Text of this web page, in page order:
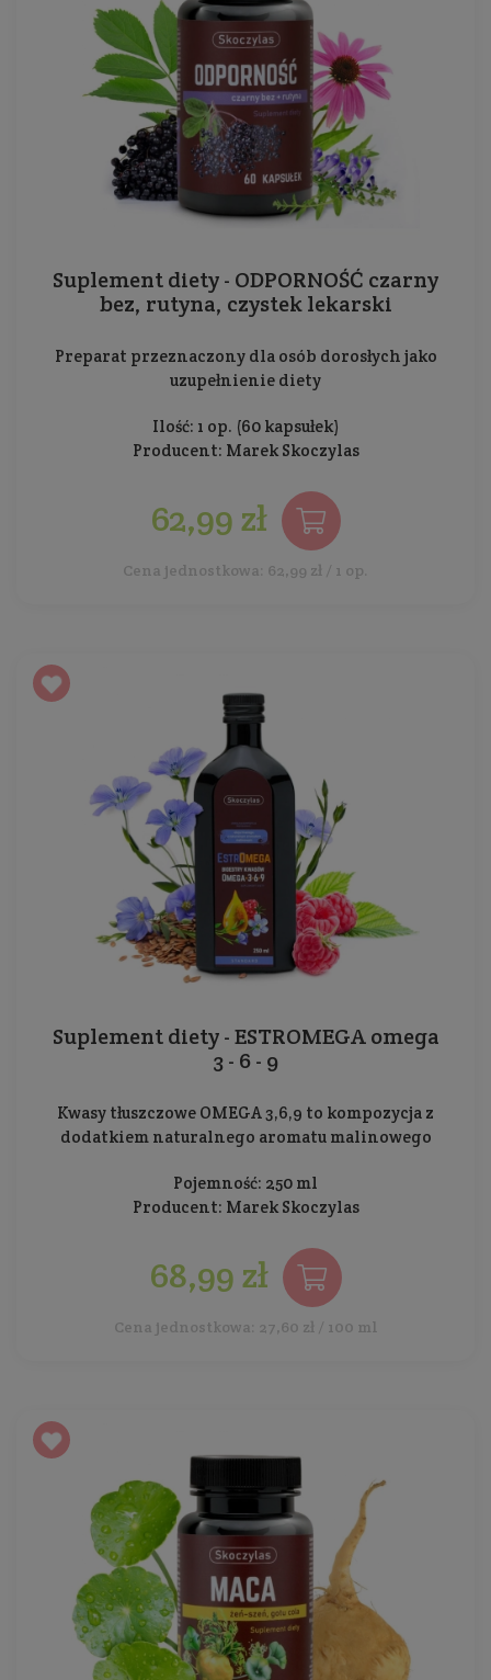
Suplement diety - ODPORNOŚĆ czarny
bez, rutyna, czystek lekarski
Preparat przeznaczony dla osób dorosłych jako
uzupełnienie diety
Ilość: 1 op. (60 kapsułek)
Producent: Marek Skoczylas
62,99 zł
Cena jednostkowa: 62,99 zł / 1 op.
Suplement diety - ESTROMEGA omega
3 - 6 - 9
Kwasy tłuszczowe OMEGA 3,6,9 to kompozycja z
dodatkiem naturalnego aromatu malinowego
Pojemność: 250 ml
Producent: Marek Skoczylas
68,99 zł
Cena jednostkowa: 27,60 zł / 100 ml